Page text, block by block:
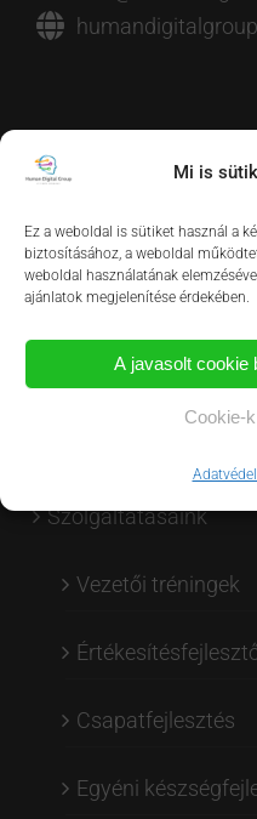
Mi is
Ez a weboldal is sütiket használ a
biztosításához, a weboldal
weboldal használatának
ajánlatok megjelenítése érdekében.
A javasolt cookie
Cookie-
Szolgáltatásaink
Vezetői tréningek
Csapatfejlesztés
Egyéni